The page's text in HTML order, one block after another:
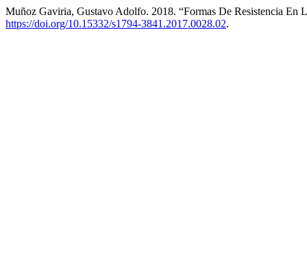
Muñoz Gaviria, Gustavo Adolfo. 2018. “Formas De Resistencia En
https://doi.org/10.15332/s1794-3841.2017.0028.02.